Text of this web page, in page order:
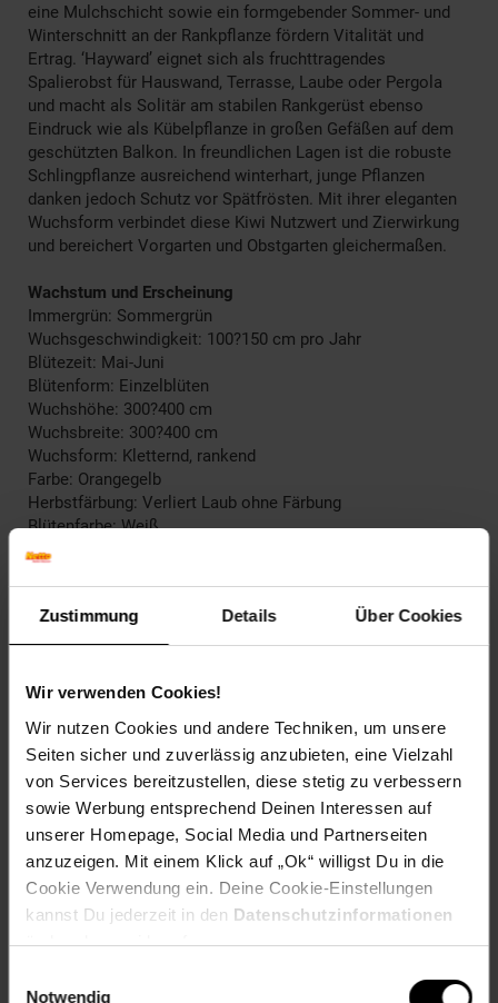
Zustimmung Details Über Cookies
Wir verwenden Cookies!
Wir nutzen Cookies und andere Techniken, um unsere
Seiten sicher und zuverlässig anzubieten, eine Vielzahl
von Services bereitzustellen, diese stetig zu verbessern
sowie Werbung entsprechend Deinen Interessen auf
unserer Homepage, Social Media und Partnerseiten
anzuzeigen. Mit einem Klick auf „Ok“ willigst Du in die
Cookie Verwendung ein. Deine Cookie-Einstellungen
kannst Du jederzeit in den Datenschutzinformationen
ändern bzw. widerrufen.
Notwendig
eine Mulchschicht sowie ein formgebender Sommer- und
Winterschnitt an der Rankpflanze fördern Vitalität und
Ertrag. ‘Hayward’ eignet sich als fruchttragendes
Spalierobst für Hauswand, Terrasse, Laube oder Pergola
und macht als Solitär am stabilen Rankgerüst ebenso
Eindruck wie als Kübelpflanze in großen Gefäßen auf dem
geschützten Balkon. In freundlichen Lagen ist die robuste
Schlingpflanze ausreichend winterhart, junge Pflanzen
danken jedoch Schutz vor Spätfrösten. Mit ihrer eleganten
Wuchsform verbindet diese Kiwi Nutzwert und Zierwirkung
und bereichert Vorgarten und Obstgarten gleichermaßen.
Wachstum und Erscheinung
Immergrün: Sommergrün
Wuchsgeschwindigkeit: 100?150 cm pro Jahr
Blütezeit: Mai-Juni
Blütenform: Einzelblüten
Wuchshöhe: 300?400 cm
Wuchsbreite: 300?400 cm
Wuchsform: Kletternd, rankend
Farbe: Orangegelb
Herbstfärbung: Verliert Laub ohne Färbung
Blütenfarbe: Weiß
Fruchtfarbe: Braun
Frucht: Essbare Beeren
Blattform: Rundlich
Standort und Pflege
Pflegeaufwand: Mittel,Hoch
Lichtbedarf: Sonnig-Halbschattig
Wasserbedarf: Mittel
Rückschnitt: Rückschnitt im Spätwinter
Schnittverträglichkeit: Gut
Bodenansprüche: humos und gut durchlässig
Nährstoffgehalt: Hoch
Frosthärte: bis -12 °C
Verwendung: Als Fassadenbegrünung,Für Marmeladen &
Gelee,Für Süßspeisen,Zum Frischverzehr,Kletterpflanze,